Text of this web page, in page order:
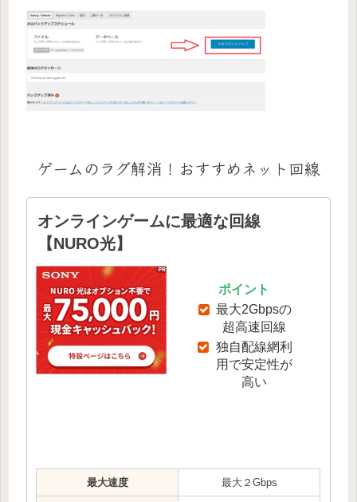
ゲームのラグ解消！おすすめネット回線
オンラインゲームに最適な回線
【NURO光】
ポイント
最大2Gbpsの
超高速回線
独自配線網利
用で安定性が
高い
最大速度 最大２Gbps